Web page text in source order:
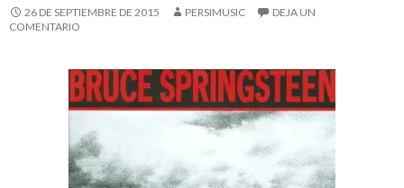
26 DE SEPTIEMBRE DE 2015 PERSIMUSIC
DEJA UN
COMENTARIO